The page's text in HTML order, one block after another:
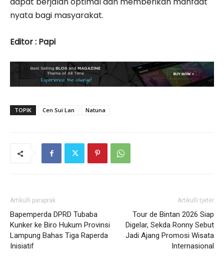
nyata bagi masyarakat.
Editor : Papi
TOPIK Cen Sui Lan Natuna
Artikulli paraprak
Bapemperda DPRD Tubaba
Kunker ke Biro Hukum Provinsi
Lampung Bahas Tiga Raperda
Inisiatif
Artikulli tjetër
Tour de Bintan 2026 Siap
Digelar, Sekda Ronny Sebut
Jadi Ajang Promosi Wisata
Internasional